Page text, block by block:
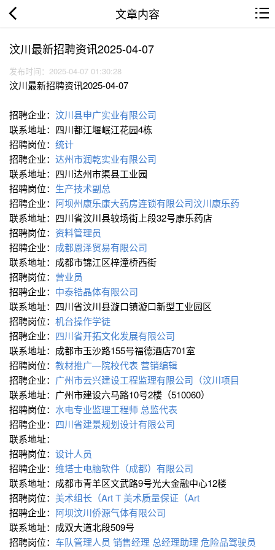
文章内容
汶川最新招聘资讯2025-04-07
发布时间：2025-04-07 01:30:28
汶川最新招聘资讯2025-04-07
招聘企业： 汶川县申广实业有限公司
联系地址：四川都江堰岷江花园4栋
招聘岗位： 统计
招聘企业： 达州市润乾实业有限公司
联系地址：四川达州市渠县工业园
招聘岗位： 生产技术副总
招聘企业： 阿坝州康乐康大药房连锁有限公司汶川康乐药
联系地址：四川省汶川县较场街上段32号康乐药店
招聘岗位： 资料管理员
招聘企业： 成都恩泽贸易有限公司
联系地址：成都市锦江区梓潼桥西街
招聘岗位： 营业员
招聘企业： 中泰锆晶体有限公司
联系地址：四川省汶川县漩口镇漩口新型工业园区
招聘岗位： 机台操作学徒
招聘企业： 四川省开拓文化发展有限公司
联系地址：成都市玉沙路155号福德酒店701室
招聘岗位： 教材推广—院校代表 营销编辑
招聘企业： 广州市云兴建设工程监理有限公司（汶川项目
联系地址：广州市建设六马路10号2楼（510060）
招聘岗位： 水电专业监理工程师 总监代表
招聘企业： 四川省建景规划设计有限公司
联系地址：
招聘岗位： 设计人员
招聘企业： 维塔士电脑软件（成都）有限公司
联系地址：成都市青羊区文武路9号光大金融中心12楼
招聘岗位： 美术组长（Art T美术质量保证（Art
招聘企业： 阿坝汶川侨源气体有限公司
联系地址：成双大道北段509号
招聘岗位： 车队管理人员 销售经理 总经理助理 危险品驾驶员